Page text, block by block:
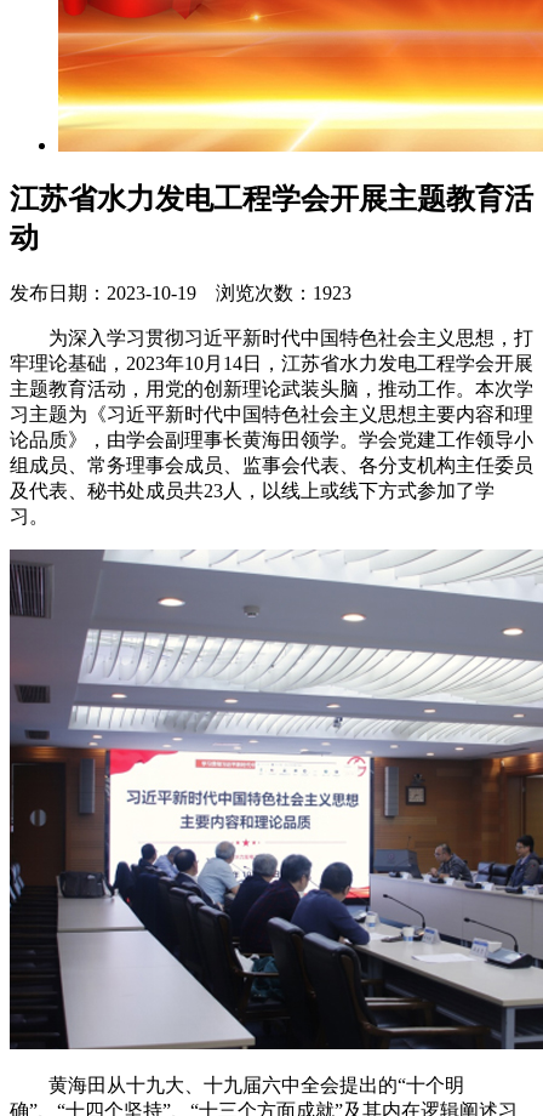
江苏省水力发电工程学会开展主题教育活
动
发布日期：2023-10-19 浏览次数：1923
为深入学习贯彻习近平新时代中国特色社会主义思想，打
牢理论基础，2023年10月14日，江苏省水力发电工程学会开展
主题教育活动，用党的创新理论武装头脑，推动工作。本次学
习主题为《习近平新时代中国特色社会主义思想主要内容和理
论品质》，由学会副理事长黄海田领学。学会党建工作领导小
组成员、常务理事会成员、监事会代表、各分支机构主任委员
及代表、秘书处成员共23人，以线上或线下方式参加了学
习。
黄海田从十九大、十九届六中全会提出的“十个明
确”、“十四个坚持”、“十三个方面成就”及其内在逻辑阐述习